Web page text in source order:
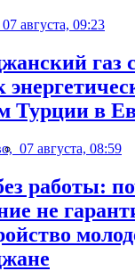
07 августа, 09:23
газ
Турции в
07 августа, 08:59
работы:
не